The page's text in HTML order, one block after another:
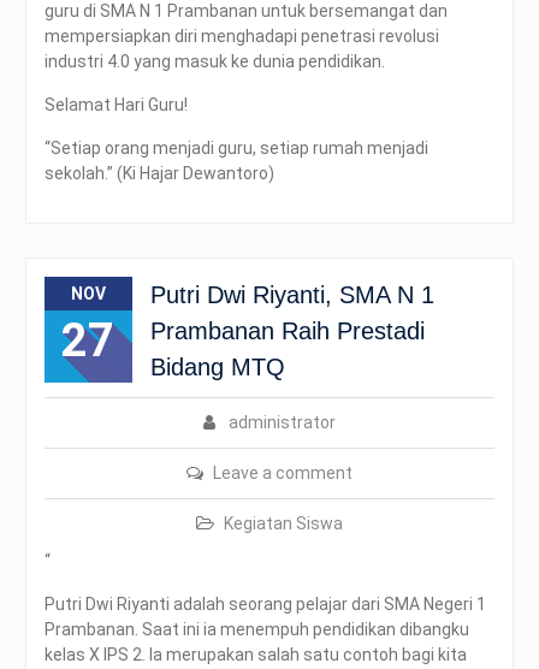
guru di SMA N 1 Prambanan untuk bersemangat dan
mempersiapkan diri menghadapi penetrasi revolusi
industri 4.0 yang masuk ke dunia pendidikan.
Selamat Hari Guru!
“Setiap orang menjadi guru, setiap rumah menjadi
sekolah.” (Ki Hajar Dewantoro)
NOV
27
Putri Dwi Riyanti, SMA N 1
Prambanan Raih Prestadi
Bidang MTQ
administrator
Leave a comment
Kegiatan Siswa
“
Putri Dwi Riyanti adalah seorang pelajar dari SMA Negeri 1
Prambanan. Saat ini ia menempuh pendidikan dibangku
kelas X IPS 2. Ia merupakan salah satu contoh bagi kita